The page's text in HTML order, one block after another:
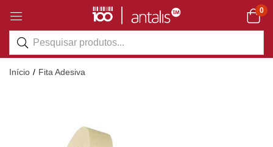
0
Início Fita Adesiva